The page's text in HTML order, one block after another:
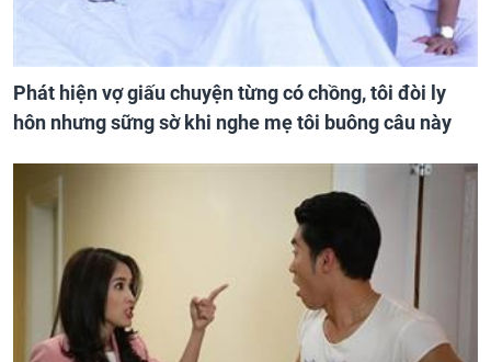
Phát hiện vợ giấu chuyện từng có chồng, tôi đòi ly
hôn nhưng sững sờ khi nghe mẹ tôi buông câu này